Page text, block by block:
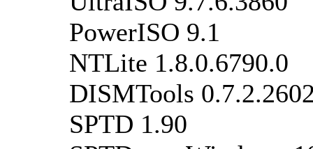
PowerISO 9.1
NTLite 1.8.0.6790.0
DISMTools
SPTD 1.90